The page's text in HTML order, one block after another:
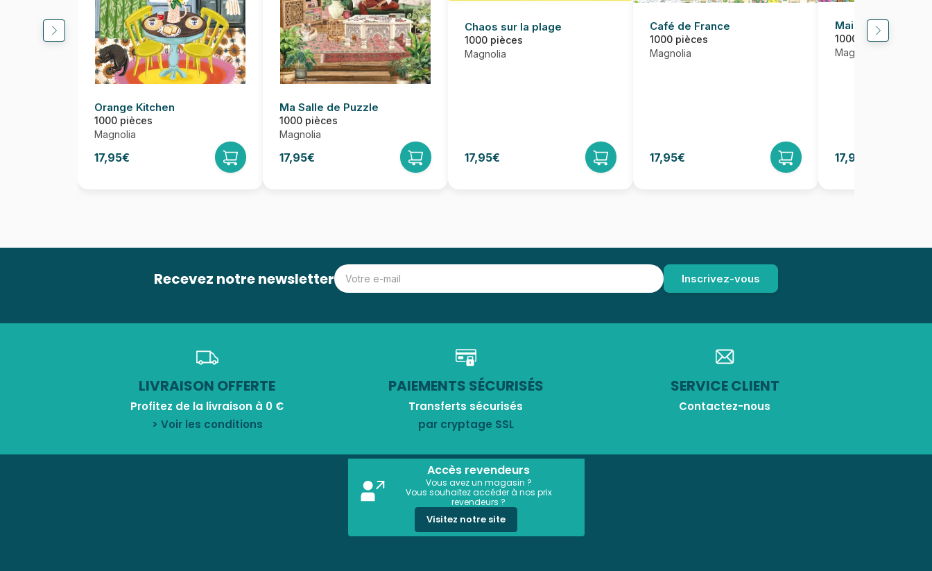
Orange Kitchen
1000 pièces
Magnolia
17,95€
Ma Salle de Puzzle
1000 pièces
Magnolia
17,95€
Chaos sur la plage
1000 pièces
Magnolia
17,95€
Café de France
1000 pièces
Magnolia
17,95€
Maisons dans la
1000 pièces
Magnolia
17,95€
Recevez notre newsletter
LIVRAISON OFFERTE
Profitez de la livraison à 0 €
> Voir les conditions
PAIEMENTS SÉCURISÉS
Transferts sécurisés
par cryptage SSL
SERVICE CLIENT
Contactez-nous
Accès revendeurs
Vous avez un magasin ?
Vous souhaitez accéder à nos prix
revendeurs ?
Visitez notre site